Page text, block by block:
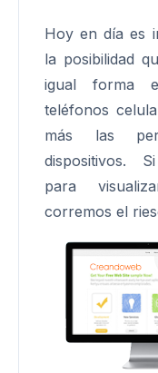
Hoy en día es
la posibilidad
igual forma
teléfonos
más las
dispositivos. Si
para
corremos el